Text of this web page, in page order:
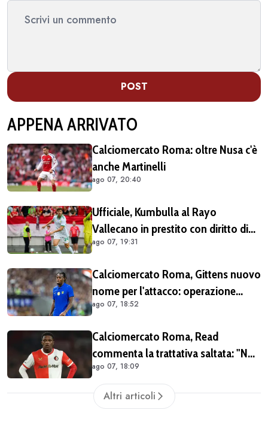
POST
APPENA ARRIVATO
Calciomercato Roma: oltre Nusa c'è
anche Martinelli
ago 07, 20:40
Ufficiale, Kumbulla al Rayo
Vallecano in prestito con diritto di
riscatto (COMUNICATO)
ago 07, 19:31
Calciomercato Roma, Gittens nuovo
nome per l'attacco: operazione
fattibile solo in prestito
ago 07, 18:52
Calciomercato Roma, Read
commenta la trattativa saltata: "Non
dovevo per forza lasciare il
Feyenoord. Giochiamo la
Champions e ho ancora da imparare
ago 07, 18:09
Altri articoli